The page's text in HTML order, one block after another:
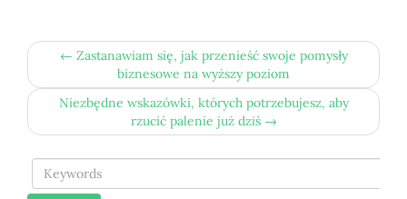
← Zastanawiam się, jak przenieść swoje pomysły
biznesowe na wyższy poziom
Niezbędne wskazówki, których potrzebujesz, aby
rzucić palenie już dziś →